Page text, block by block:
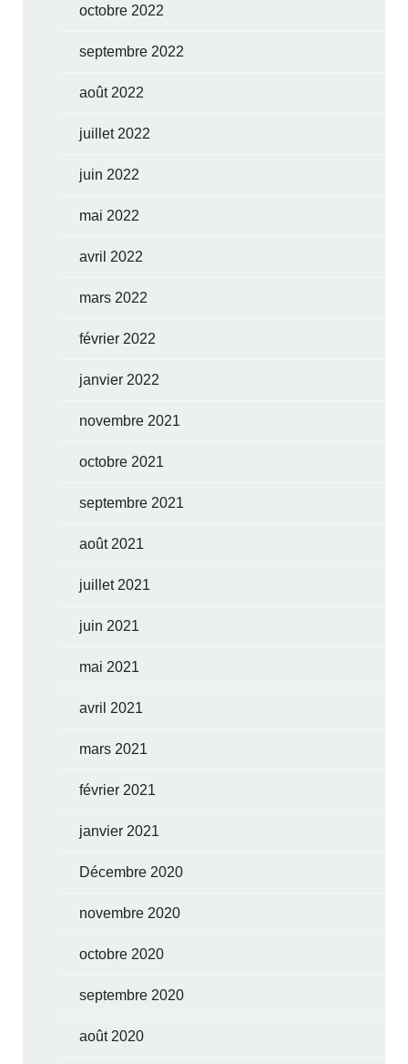
octobre 2022
septembre 2022
août 2022
juillet 2022
juin 2022
mai 2022
avril 2022
mars 2022
février 2022
janvier 2022
novembre 2021
octobre 2021
septembre 2021
août 2021
juillet 2021
juin 2021
mai 2021
avril 2021
mars 2021
février 2021
janvier 2021
Décembre 2020
novembre 2020
octobre 2020
septembre 2020
août 2020